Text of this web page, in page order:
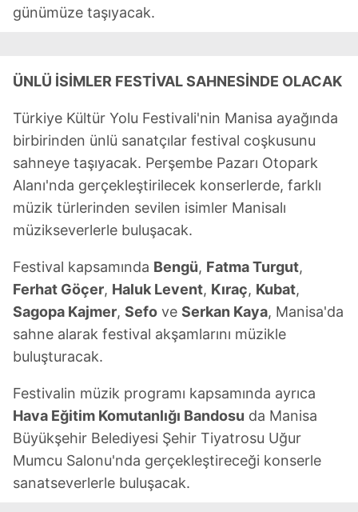
günümüze taşıyacak.
ÜNLÜ İSİMLER FESTİVAL SAHNESİNDE OLACAK
Türkiye Kültür Yolu Festivali'nin Manisa ayağında
birbirinden ünlü sanatçılar festival coşkusunu
sahneye taşıyacak. Perşembe Pazarı Otopark
Alanı'nda gerçekleştirilecek konserlerde, farklı
müzik türlerinden sevilen isimler Manisalı
müzikseverlerle buluşacak.
Festival kapsamında Bengü, Fatma Turgut,
Ferhat Göçer, Haluk Levent, Kıraç, Kubat,
Sagopa Kajmer, Sefo ve Serkan Kaya, Manisa'da
sahne alarak festival akşamlarını müzikle
buluşturacak.
Festivalin müzik programı kapsamında ayrıca
Hava Eğitim Komutanlığı Bandosu da Manisa
Büyükşehir Belediyesi Şehir Tiyatrosu Uğur
Mumcu Salonu'nda gerçekleştireceği konserle
sanatseverlerle buluşacak.